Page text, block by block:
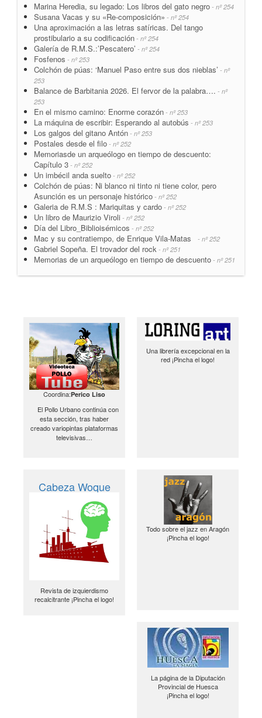
Marina Heredia, su legado: Los libros del gato negro - nº 254
Susana Vacas y su «Re-composición» - nº 254
Una aproximación a las letras satíricas. Del tango
prostibulario a su codificación - nº 254
Galería de R.M.S.:’Pescatero’ - nº 254
Fosfenos - nº 253
Colchón de púas: ‘Manuel Paso entre sus dos nieblas’ - nº
253
Balance de Barbitania 2026. El fervor de la palabra…. - nº
253
En el mismo camino: Enorme corazón - nº 253
La máquina de escribir: Esperando al autobús - nº 253
Los galgos del gitano Antón - nº 253
Postales desde el filo - nº 252
Memoriasde un arqueólogo en tiempo de descuento:
Capítulo 3 - nº 252
Un imbécil anda suelto - nº 252
Colchón de púas: Ni blanco ni tinto ni tiene color, pero
Asunción es un personaje histórico - nº 252
Galeria de R.M.S : Mariquitas y cardo - nº 252
Un libro de Maurizio Viroli - nº 252
Día del Libro_Biblioisémicos - nº 252
Mac y su contratiempo, de Enrique Vila-Matas - nº 252
Gabriel Sopeña. El trovador del rock - nº 251
Memorias de un arqueólogo en tiempo de descuento - nº 251
Coordina:Perico Liso
El Pollo Urbano continúa con
esta sección, tras haber
creado variopintas plataformas
televisivas…
Una librería excepcional en la
red ¡Pincha el logo!
Cabeza Woque
Revista de izquierdismo
recalcitrante ¡Pincha el logo!
Todo sobre el jazz en Aragón
¡Pincha el logo!
La página de la Diputación
Provincial de Huesca
¡Pincha el logo!